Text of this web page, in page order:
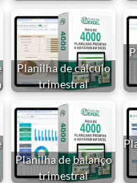
Planilha de cálculo
trimestral
Planilha de balanço
trimestral